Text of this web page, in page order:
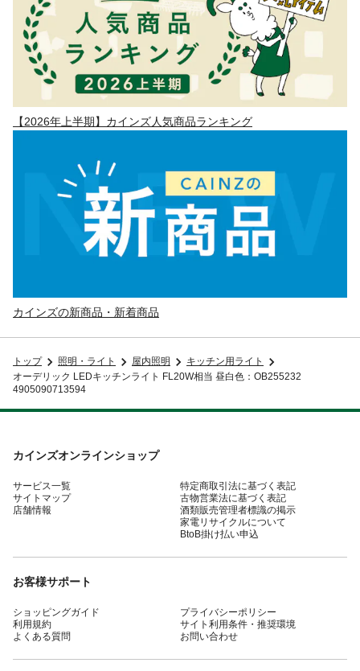
【2026年上半期】カインズ人気商品ランキング
カインズの新商品・新着商品
トップ 照明・ライト 屋内照明
キッチン用ライト
オーデリック LEDキッチンライト FL20W相当 昼白色：OB255232
4905090713594
カインズオンラインショップ
サービス一覧
サイトマップ
店舗情報
特定商取引法に基づく表記
古物営業法に基づく表記
酒類販売管理者標識の掲示
家電リサイクルについて
BtoB掛け払い申込
お客様サポート
ショッピングガイド
利用規約
よくある質問
プライバシーポリシー
サイト利用条件・推奨環境
お問い合わせ